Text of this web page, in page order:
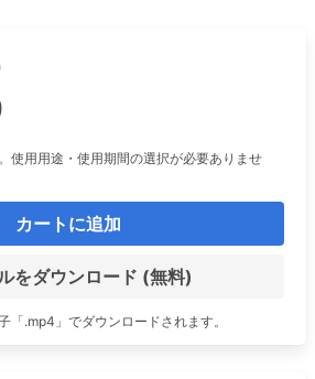
使用用途・使用期間の選択が必要ありませ
カートに追加
をダウンロード (無料)
「.mp4」でダウンロードされます。